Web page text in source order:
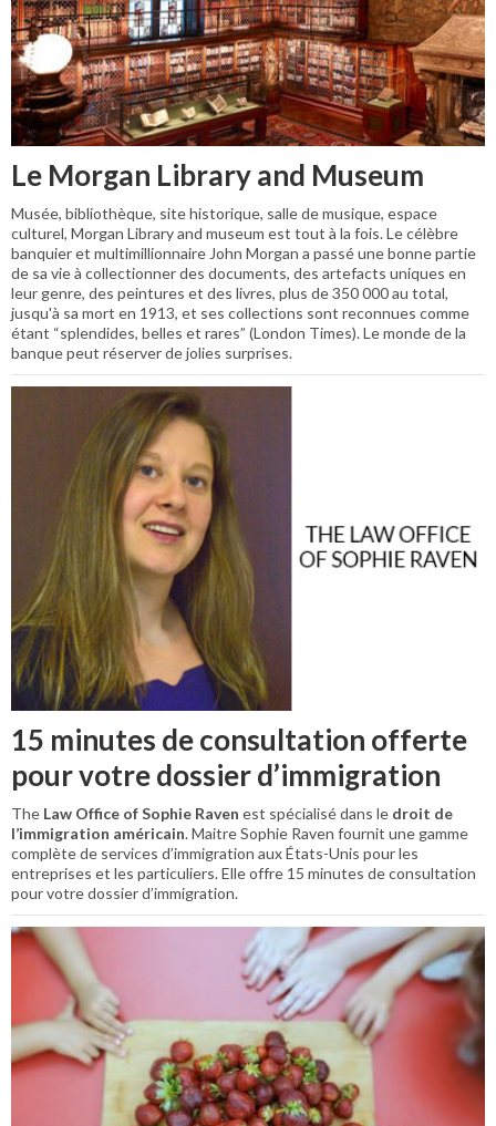
Le Morgan Library and Museum
Musée, bibliothèque, site historique, salle de musique, espace
culturel, Morgan Library and museum est tout à la fois. Le célèbre
banquier et multimillionnaire John Morgan a passé une bonne partie
de sa vie à collectionner des documents, des artefacts uniques en
leur genre, des peintures et des livres, plus de 350 000 au total,
jusqu'à sa mort en 1913, et ses collections sont reconnues comme
étant “splendides, belles et rares” (London Times). Le monde de la
banque peut réserver de jolies surprises.
15 minutes de consultation offerte
pour votre dossier d’immigration
The Law Office of Sophie Raven est spécialisé dans le droit de
l’immigration américain. Maitre Sophie Raven fournit une gamme
complète de services d’immigration aux États-Unis pour les
entreprises et les particuliers. Elle offre 15 minutes de consultation
pour votre dossier d’immigration.